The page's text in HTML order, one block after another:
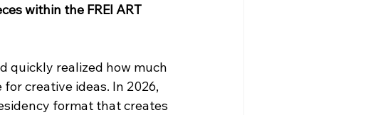
within the FREI ART
quickly realized how much
creative ideas. In 2026,
format that creates